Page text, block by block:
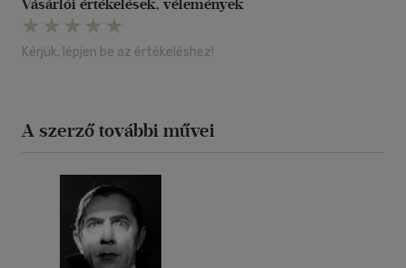
Vásárlói értékelések, vélemények
Kérjük, lépjen be az értékeléshez!
A szerző további művei